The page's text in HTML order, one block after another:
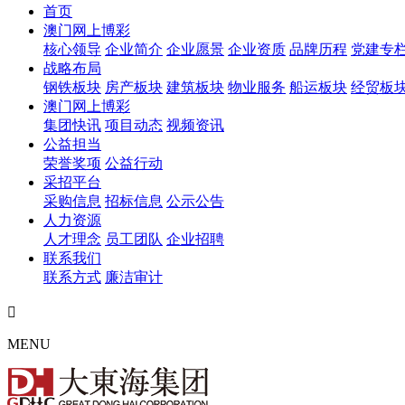
首页
澳门网上博彩
核心领导 企业简介 企业愿景 企业资质 品牌历程 党建专
战略布局
钢铁板块 房产板块 建筑板块 物业服务 船运板块 经贸板
澳门网上博彩
集团快讯 项目动态 视频资讯
公益担当
荣誉奖项 公益行动
采招平台
采购信息 招标信息 公示公告
人力资源
人才理念 员工团队 企业招聘
联系我们
联系方式 廉洁审计

MENU